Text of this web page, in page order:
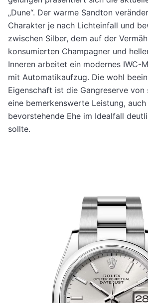
„Dune“. Der warme Sandton
Charakter je nach Lichteinfall und
zwischen Silber, dem auf der
konsumierten Champagner und
Inneren arbeitet ein modernes IWC-
mit Automatikaufzug. Die wohl
Eigenschaft ist die Gangreserve von
eine bemerkenswerte Leistung,
bevorstehende Ehe im Idealfall
sollte.